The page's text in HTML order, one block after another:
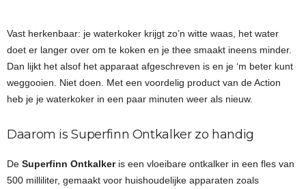
Vast herkenbaar: je waterkoker krijgt zo’n witte waas, het water
doet er langer over om te koken en je thee smaakt ineens minder.
Dan lijkt het alsof het apparaat afgeschreven is en je ‘m beter kunt
weggooien. Niet doen. Met een voordelig product van de Action
heb je je waterkoker in een paar minuten weer als nieuw.
Daarom is Superfinn Ontkalker zo handig
De Superfinn Ontkalkeris een vloeibare ontkalker in een fles van
500 milliliter, gemaakt voor huishoudelijke apparaten zoals